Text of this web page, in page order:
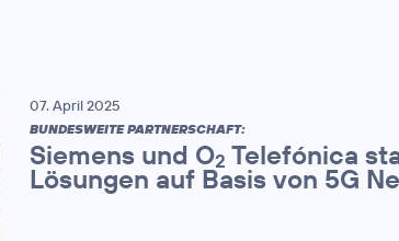
07. April 2025
BUNDESWEITE PARTNERSCHAFT:
Siemens und O2 Telefónica
Lösungen auf Basis von 5G